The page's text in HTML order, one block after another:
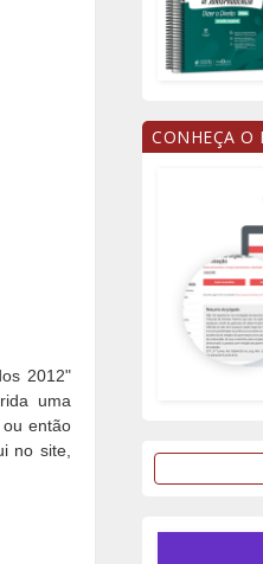
2012"
uma
então
no site,
CONHEÇA O